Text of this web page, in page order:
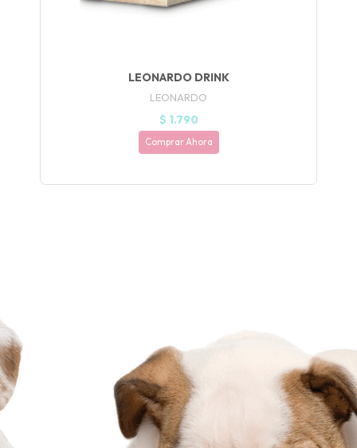
LEONARDO DRINK
LEONARDO
$ 1.790
Comprar Ahora